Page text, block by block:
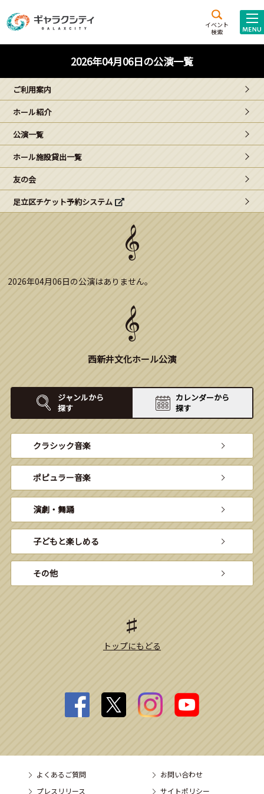
イベント
検索
施設案内
西新井
文化ホール
ギャラクシティとは
こどもみーてぃんぐ
Gがくえん
ブランドからのお知らせ
2026年04月06日の公演一覧
ご利用案内
ホール紹介
公演一覧
ホール施設貸出一覧
友の会
足立区チケット予約システム
2026年04月06日の公演はありません。
西新井文化ホール公演
ジャンルから
探す
カレンダーから
探す
クラシック音楽
ポピュラー音楽
演劇・舞踊
子どもと楽しめる
その他
トップにもどる
よくあるご質問
お問い合わせ
プレスリリース
サイトポリシー